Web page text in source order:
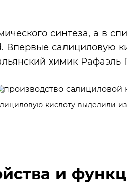
синтеза, а в
Впервые салициловую
химик Рафаэль
кислоту выделили
и